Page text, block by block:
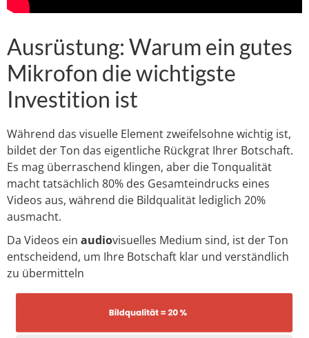
Ausrüstung: Warum ein gutes
Mikrofon die wichtigste
Investition ist
Während das visuelle Element zweifelsohne wichtig ist,
bildet der Ton das eigentliche Rückgrat Ihrer Botschaft.
Es mag überraschend klingen, aber die Tonqualität
macht tatsächlich 80% des Gesamteindrucks eines
Videos aus, während die Bildqualität lediglich 20%
ausmacht.
Da Videos ein audiovisuelles Medium sind, ist der Ton
entscheidend, um Ihre Botschaft klar und verständlich
zu übermitteln